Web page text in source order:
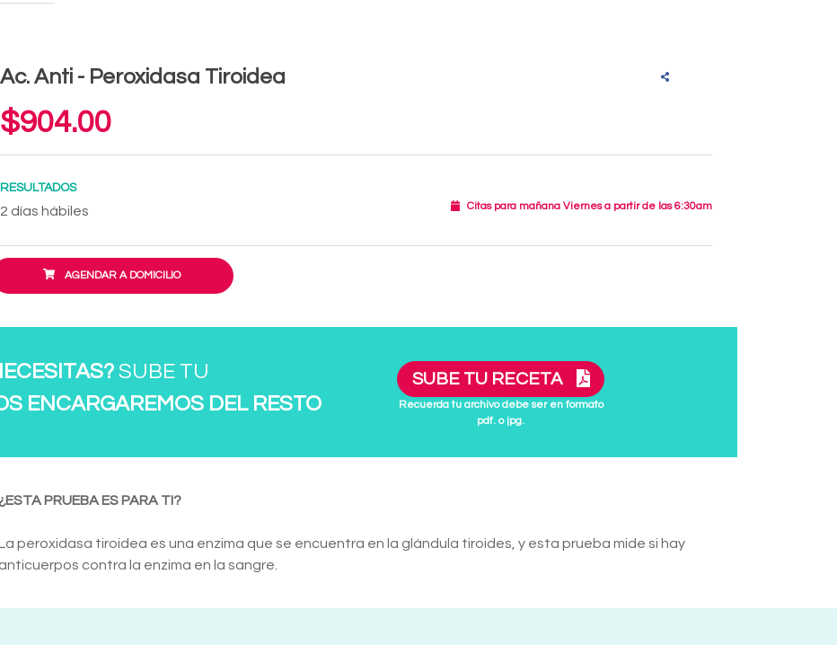
Ac. Anti - Peroxidasa Tiroidea
$904.00
RESULTADOS
2 días hábiles Citas para mañana Viernes a partir de las 6:30am
AGENDAR A DOMICILIO
SUBE TU
ENCARGAREMOS DEL RESTO
SUBE TU RECETA
Recuerda tu archivo debe ser en formato
pdf. o jpg.
¿ESTA PRUEBA ES PARA TI?
peroxidasa tiroidea es una enzima que se encuentra en la glándula tiroides, y esta prueba mide si hay
anticuerpos contra la enzima en la sangre.